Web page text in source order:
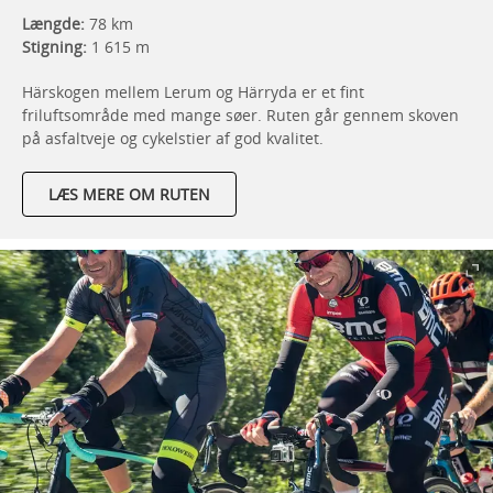
Længde: 78 km
Stigning: 1 615 m
Härskogen mellem Lerum og Härryda er et fint
friluftsområde med mange søer. Ruten går gennem skoven
på asfaltveje og cykelstier af god kvalitet.
LÆS MERE OM RUTEN